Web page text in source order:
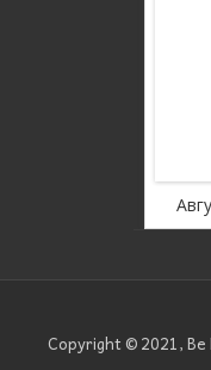
Copyright © 2021,